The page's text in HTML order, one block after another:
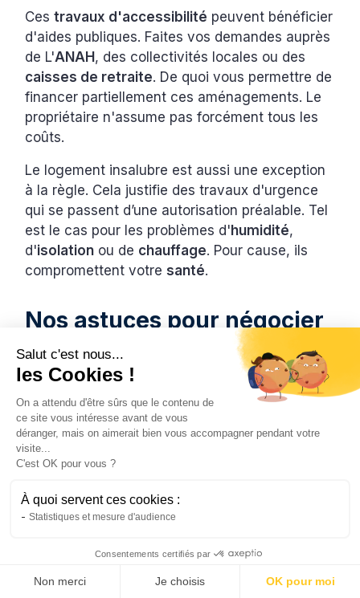
Cestravaux d'accessibilité peuvent bénéficier
d'aides publiques. Faites vos demandes auprès
de L'ANAH , des collectivités locales ou des
caisses de retraite. De quoi vous permettre de
financer partiellement ces aménagements. Le
propriétaire n'assume pas forcément tous les
coûts.
Le logement insalubre est aussi une exception
à la règle. Cela justifie des travaux d'urgence
qui se passent d’une autorisation préalable. Tel
est le cas pour les problèmes d' humidité,
d'isolation ou de chauffage. Pour cause, ils
compromettent votresanté.
Nos astuces pour négocier
et sécuriser ses travaux de
locataire
La meilleure solution reste donc de discuter
avec votre propriétaire avant de réaliser des
travaux de locataire. Pour ce faire, adoptez la
Parlez chiffre
rassure le propriétaire
sur la qualité des travaux. Ce document détaille
Salut c'est nous...
les Cookies !
On a attendu d'être sûrs que le contenu de
ce site vous intéresse avant de vous
déranger, mais on aimerait bien vous accompagner pendant votre
visite...
C'est OK pour vous ?
À quoi servent ces cookies :
Statistiques et mesure d'audience
Consentements certifiés par
Non merci Je choisis OK pour moi